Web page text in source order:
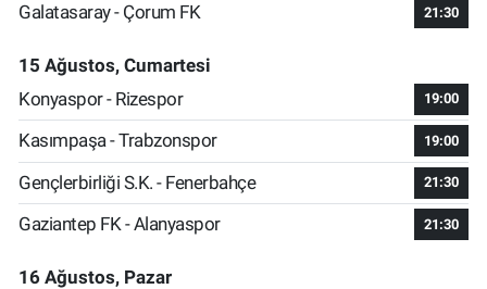
Galatasaray - Çorum FK
21:30
15 Ağustos, Cumartesi
Konyaspor - Rizespor
19:00
Kasımpaşa - Trabzonspor 19:00
Gençlerbirliği S.K. - Fenerbahçe 21:30
Gaziantep FK - Alanyaspor 21:30
16 Ağustos, Pazar